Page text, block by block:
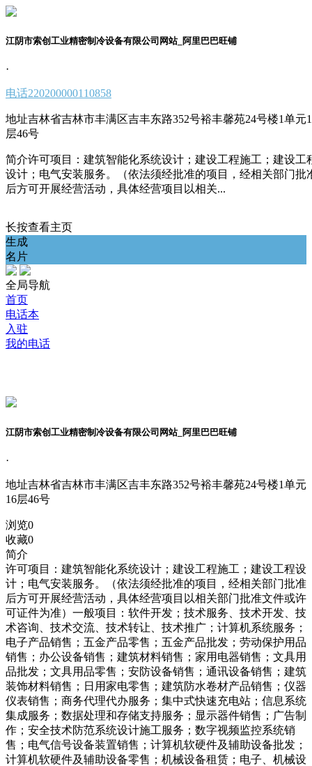
江阴市索创工业精密制冷设备有限公司网站_阿里巴巴旺铺
·
电话220200000110858
地址吉林省吉林市丰满区吉丰东路352号裕丰馨苑24号楼1单元
层46号
简介许可项目：建筑智能化系统设计；建设工程施工；建设工
设计；电气安装服务。（依法须经批准的项目，经相关部门批
后方可开展经营活动，具体经营项目以相关...
长按查看主页
生成
名片
全局导航
首页
电话本
入驻
我的电话
江阴市索创工业精密制冷设备有限公司网站_阿里巴巴旺铺
·
地址吉林省吉林市丰满区吉丰东路352号裕丰馨苑24号楼1单元
16层46号
浏览0
收藏0
简介
许可项目：建筑智能化系统设计；建设工程施工；建设工程设
计；电气安装服务。（依法须经批准的项目，经相关部门批准
后方可开展经营活动，具体经营项目以相关部门批准文件或许
可证件为准）一般项目：软件开发；技术服务、技术开发、技
术咨询、技术交流、技术转让、技术推广；计算机系统服务；
电子产品销售；五金产品零售；五金产品批发；劳动保护用品
销售；办公设备销售；建筑材料销售；家用电器销售；文具用
品批发；文具用品零售；安防设备销售；通讯设备销售；建筑
装饰材料销售；日用家电零售；建筑防水卷材产品销售；仪器
仪表销售；商务代理代办服务；集中式快速充电站；信息系统
集成服务；数据处理和存储支持服务；显示器件销售；广告制
作；安全技术防范系统设计施工服务；数字视频监控系统销
售；电气信号设备装置销售；计算机软硬件及辅助设备批发；
计算机软硬件及辅助设备零售；机械设备租赁；电子、机械设